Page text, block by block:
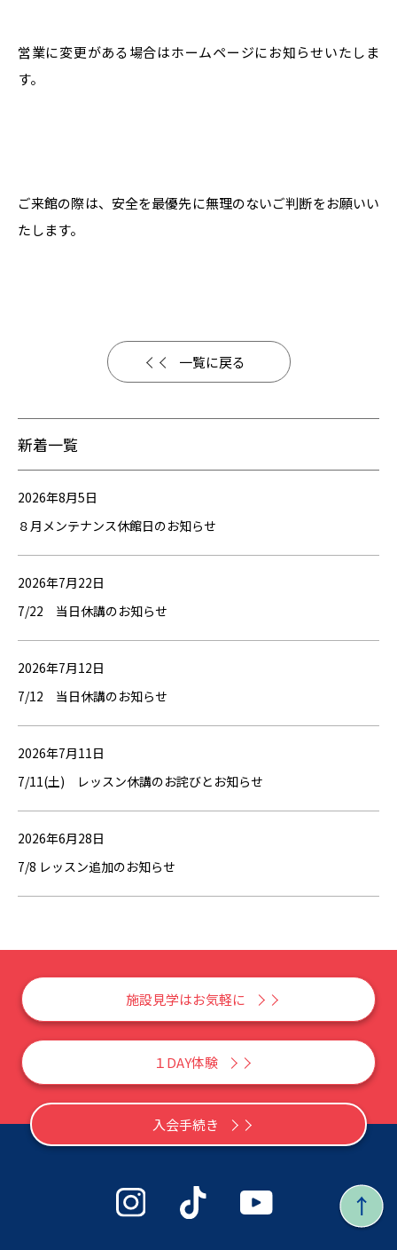
営業に変更がある場合はホームページにお知らせいたしま
す。
ご来館の際は、安全を最優先に無理のないご判断をお願いい
たします。
一覧に戻る
新着一覧
2026年8月5日
８月メンテナンス休館日のお知らせ
2026年7月22日
7/22 当日休講のお知らせ
2026年7月12日
7/12 当日休講のお知らせ
2026年7月11日
7/11(土) レッスン休講のお詫びとお知らせ
2026年6月28日
7/8 レッスン追加のお知らせ
施設見学はお気軽に
１DAY体験
入会手続き